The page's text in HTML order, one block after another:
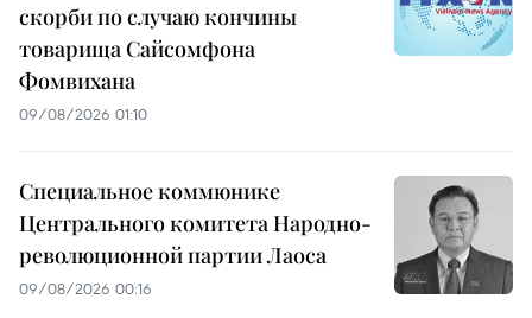
скорби по случаю кончины
товарища Сайсомфона
Фомвихана
09/08/2026 01:10
Специальное коммюнике
Центрального комитета Народно-
революционной партии Лаоса
09/08/2026 00:16